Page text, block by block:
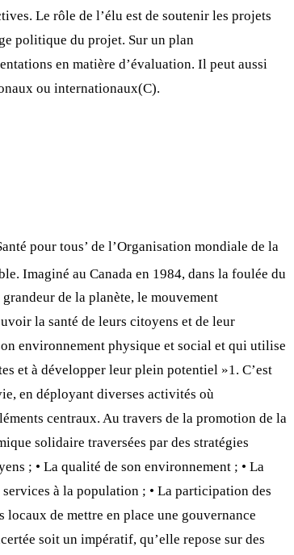
Le rôle de l’élu est de soutenir les projets
politique du projet. Sur un plan
en matière d’évaluation. Il peut aussi
ou internationaux(C).
pour tous’ de l’Organisation mondiale de la
Imaginé au Canada en 1984, dans la foulée du
de la planète, le mouvement
la santé de leurs citoyens et de leur
environnement physique et social et qui utilise
et à développer leur plein potentiel »1. C’est
en déployant diverses activités où
centraux. Au travers de la promotion de la
solidaire traversées par des stratégies
; • La qualité de son environnement ; • La
à la population ; • La participation des
locaux de mettre en place une gouvernance
soit un impératif, qu’elle repose sur des